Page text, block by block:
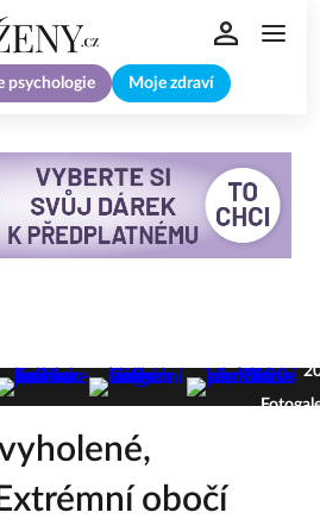
psychologie Moje zdraví
obočí